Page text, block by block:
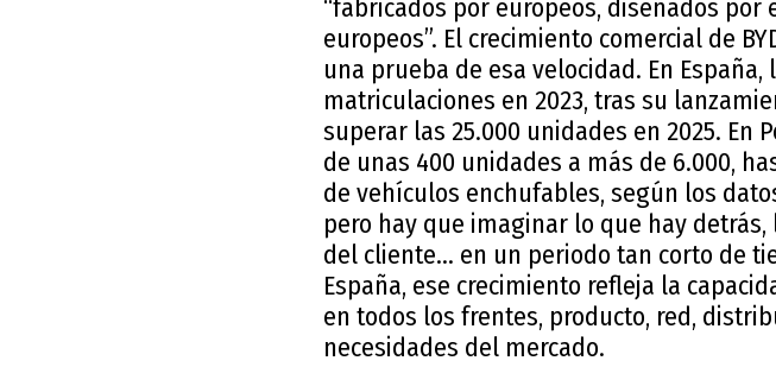
“fabricados por europeos, diseñados
europeos”. El crecimiento comercial de
una prueba de esa velocidad. En
matriculaciones en 2023, tras su
superar las 25.000 unidades en 2025.
de unas 400 unidades a más de 6.000,
de vehículos enchufables, según los
pero hay que imaginar lo que hay
del cliente… en un periodo tan corto de
España, ese crecimiento refleja la
en todos los frentes, producto, red,
necesidades del mercado.